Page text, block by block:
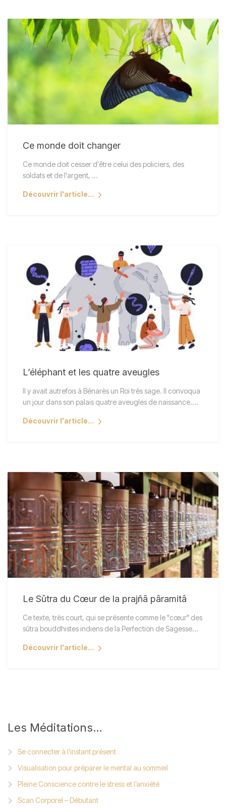
Ce monde doit changer
Ce monde doit cesser d'être celui des policiers, des
soldats et de l'argent, ...
Découvrir l'article...
L’éléphant et les quatre aveugles
Il y avait autrefois à Bénarès un Roi très sage. Il convoqua
un jour dans son palais quatre aveugles de naissance.…
Découvrir l'article...
Le Sûtra du Cœur de la prajñâ pâramitâ
Ce texte, très court, qui se présente comme le "cœur" des
sûtra bouddhistes indiens de la Perfection de Sagesse…
Découvrir l'article...
Les Méditations…
Se connecter à l’instant présent
Visualisation pour préparer le mental au sommeil
Pleine Conscience contre le stress et l’anxiété
Scan Corporel – Débutant